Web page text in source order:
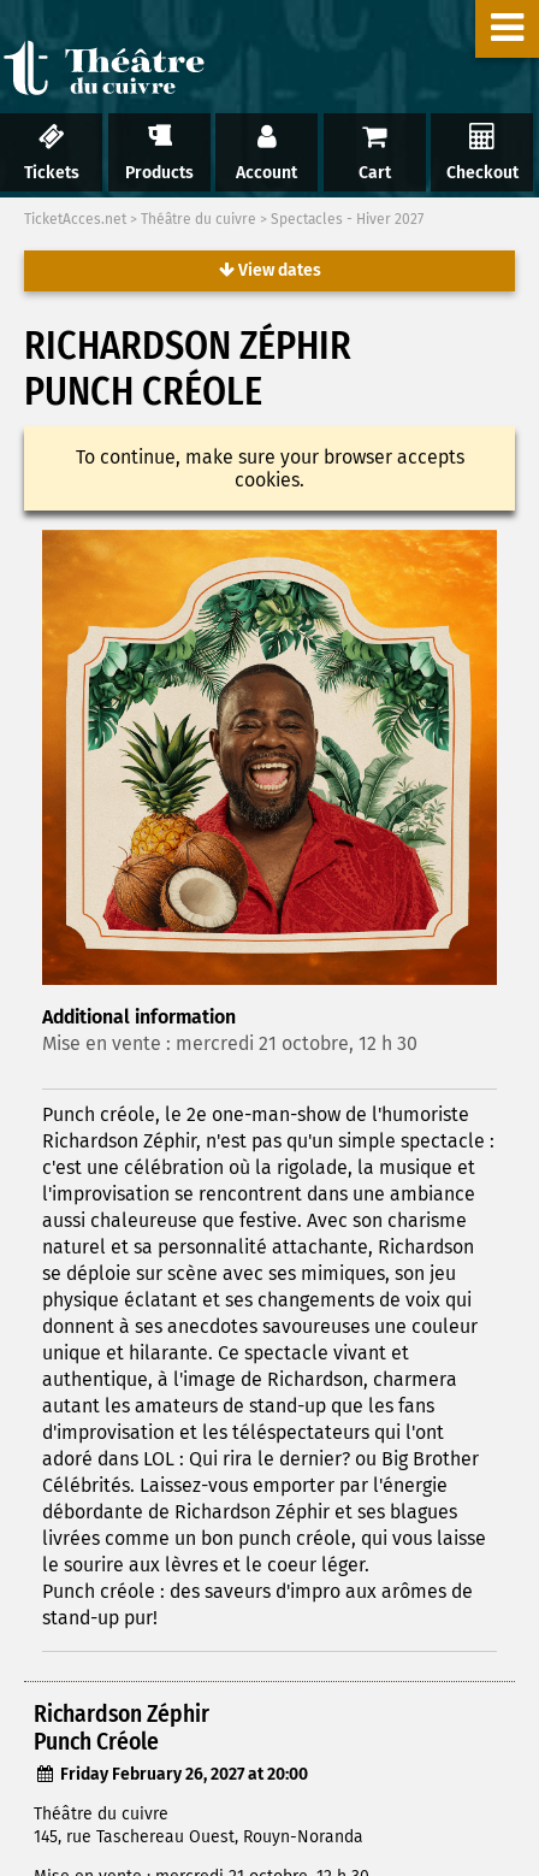
Tickets Products Account Cart Checkout
TicketAcces.net > Théâtre du cuivre > Spectacles - Hiver 2027
View dates
RICHARDSON ZÉPHIR
PUNCH CRÉOLE
To continue, make sure your browser accepts
cookies.
Additional information
Mise en vente : mercredi 21 octobre, 12 h 30
Punch créole, le 2e one-man-show de l'humoriste
Richardson Zéphir, n'est pas qu'un simple spectacle :
c'est une célébration où la rigolade, la musique et
l'improvisation se rencontrent dans une ambiance
aussi chaleureuse que festive. Avec son charisme
naturel et sa personnalité attachante, Richardson
se déploie sur scène avec ses mimiques, son jeu
physique éclatant et ses changements de voix qui
donnent à ses anecdotes savoureuses une couleur
unique et hilarante. Ce spectacle vivant et
authentique, à l'image de Richardson, charmera
autant les amateurs de stand-up que les fans
d'improvisation et les téléspectateurs qui l'ont
adoré dans LOL : Qui rira le dernier? ou Big Brother
Célébrités. Laissez-vous emporter par l'énergie
débordante de Richardson Zéphir et ses blagues
livrées comme un bon punch créole, qui vous laisse
le sourire aux lèvres et le coeur léger.
Punch créole : des saveurs d'impro aux arômes de
stand-up pur!
Richardson Zéphir
Punch Créole
Friday February 26, 2027 at 20:00
Théâtre du cuivre
145, rue Taschereau Ouest, Rouyn-Noranda